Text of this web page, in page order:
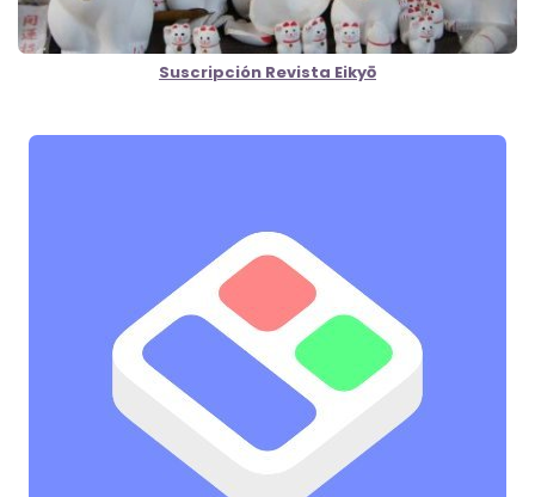
Suscripción Revista Eikyō